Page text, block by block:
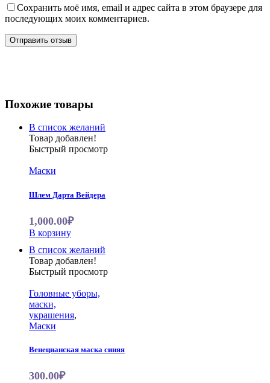
Сохранить моё имя, email и адрес сайта в этом браузере для
последующих моих комментариев.
Похожие товары
В список желаний
Товар добавлен!
Быстрый просмотр
Маски
Шлем Дарта Вейдера
1,000.00₽
В корзину
В список желаний
Товар добавлен!
Быстрый просмотр
Головные уборы,
маски,
украшения,
Маски
Венецианская маска синяя
300.00₽